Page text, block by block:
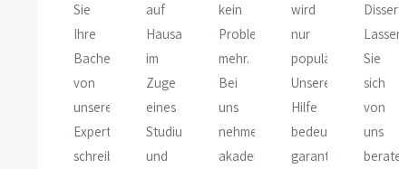
Sie
Ihre
Bachelorarbeit
von
unseren
Experten
schreiben
auf
Hausarbeiten
im
Zuge
eines
Studiums
und
kein
Problem
mehr.
Bei
uns
nehmen
akademische
wird
nur
populärer.
Unsere
Hilfe
bedeutet
garantierte
Lassen
Sie
sich
von
uns